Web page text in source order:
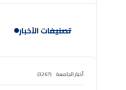
تصنيفات الأخبار
أخبار الجامعة (3267)